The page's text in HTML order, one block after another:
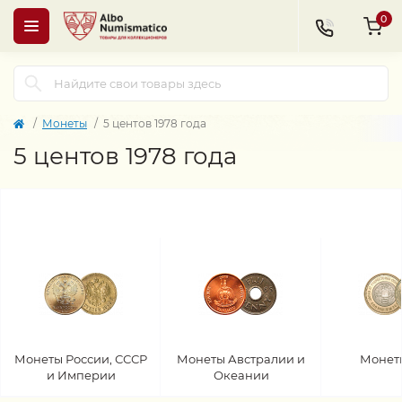
0
Монеты 5 центов 1978 года
5 центов 1978 года
Монеты России, СССР
и Империи
Монеты Австралии и
Океании